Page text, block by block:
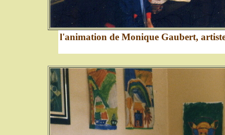
l'animation de Monique Gaubert,